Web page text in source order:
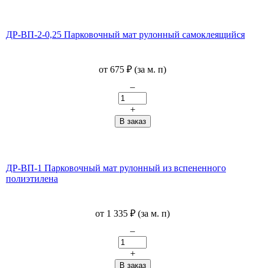
ДР-ВП-2-0,25 Парковочный мат рулонный самоклеящийся
от 675 ₽ (за м. п)
–
+
ДР-ВП-1 Парковочный мат рулонный из вспененного
полиэтилена
от 1 335 ₽ (за м. п)
–
+